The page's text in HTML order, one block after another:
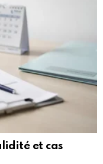
et cas